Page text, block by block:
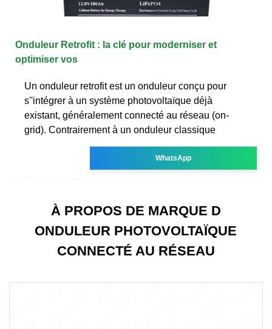
Onduleur Retrofit : la clé pour moderniser et
optimiser vos
Un onduleur retrofit est un onduleur conçu pour
s''intégrer à un système photovoltaïque déjà
existant, généralement connecté au réseau (on-
grid). Contrairement à un onduleur classique
WhatsApp
À PROPOS DE MARQUE D
ONDULEUR PHOTOVOLTAÏQUE
CONNECTÉ AU RÉSEAU